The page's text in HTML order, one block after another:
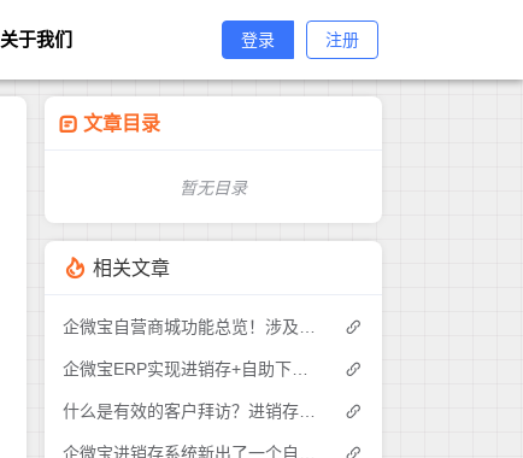
关于我们 登录 注册
文章目录
暂无目录
相关文章